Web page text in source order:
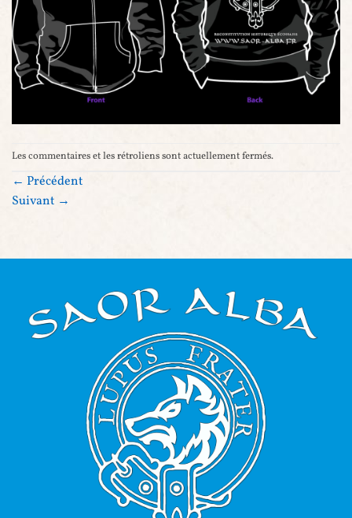
Les commentaires et les rétroliens sont actuellement fermés.
← Précédent
Suivant →